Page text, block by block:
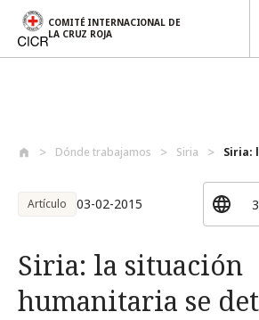
COMITÉ INTERNACIONAL DE
LA CRUZ ROJA
Dónde trabajamos Siria Siria:
Artículo 03-02-2015
Siria: la situación
humanitaria se